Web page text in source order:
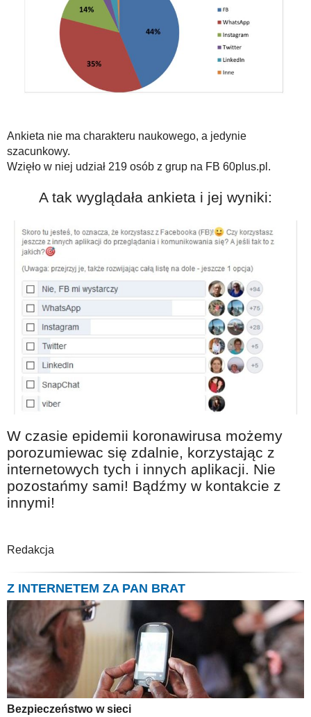
Ankieta nie ma charakteru naukowego, a jedynie
szacunkowy.
Wzięło w niej udział 219 osób z grup na FB 60plus.pl.
A tak wyglądała ankieta i jej wyniki:
W czasie epidemii koronawirusa możemy
porozumiewac się zdalnie, korzystając z
internetowych tych i innych aplikacji. Nie
pozostańmy sami! Bądźmy w kontakcie z
innymi!
Redakcja
Z INTERNETEM ZA PAN BRAT
Bezpieczeństwo w sieci